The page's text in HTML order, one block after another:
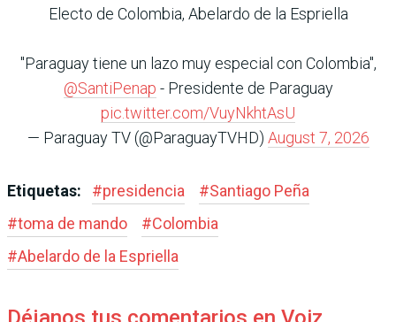
Electo de Colombia, Abelardo de la Espriella
"Paraguay tiene un lazo muy especial con Colombia",
@SantiPenap - Presidente de Paraguay
pic.twitter.com/VuyNkhtAsU
— Paraguay TV (@ParaguayTVHD) August 7, 2026
Etiquetas: #presidencia #Santiago Peña
#toma de mando #Colombia
#Abelardo de la Espriella